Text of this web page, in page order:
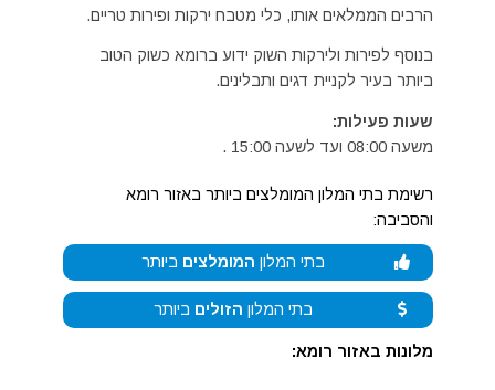
הרבים הממלאים אותו, כלי מטבח ירקות ופירות טריים.
בנוסף לפירות ולירקות השוק ידוע ברומא כשוק הטוב
ביותר בעיר לקניית דגים ותבלינים.
שעות פעילות:
משעה 08:00 ועד לשעה 15:00 .
רשימת בתי המלון המומלצים ביותר באזור רומא
והסביבה:
בתי המלון המומלצים ביותר
בתי המלון הזולים ביותר
מלונות באזור רומא: